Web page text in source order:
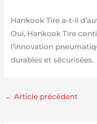
Hankook Tire a-t-il
Oui, Hankook Tire
l’innovation
durables et sécurisées.
← Article précédent